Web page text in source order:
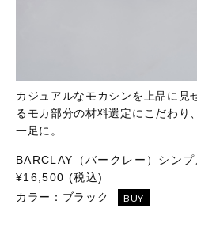
カジュアルなモカシンを上品に見
るモカ部分の材料選定にこだわり
一足に。
BARCLAY（バークレー）シン
¥16,500 (税込)
カラー： ブラック BUY